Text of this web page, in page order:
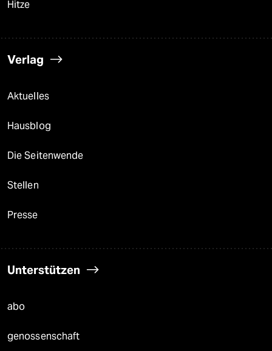
Hitze
Verlag
Aktuelles
Hausblog
Die Seitenwende
Stellen
Presse
Unterstützen
abo
genossenschaft